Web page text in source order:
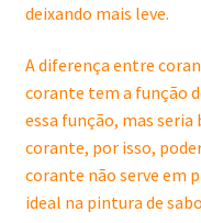
deixando mais leve.
A diferença entre
corante tem a função
essa função, mas seria
corante, por isso,
corante não serve em
ideal na pintura de